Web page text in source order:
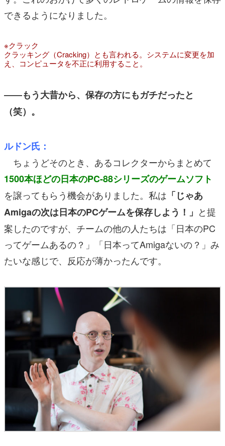
できるようになりました。
※クラック
クラッキング（Cracking）とも言われる。システムに変更を加
え、コンピュータを不正に利用すること。
――もう大昔から、保存の方にもガチだったと
（笑）。
ルドン氏：
ちょうどそのとき、あるコレクターからまとめて
1500本ほどの日本のPC-88シリーズのゲームソフト
を譲ってもらう機会がありました。私は 「じゃあ
Amigaの次は日本のPCゲームを保存しよう！」 と提
案したのですが、チームの他の人たちは「日本のPC
ってゲームあるの？」「日本ってAmigaないの？」み
たいな感じで、反応が薄かったんです。